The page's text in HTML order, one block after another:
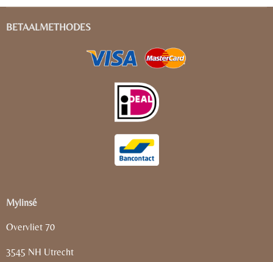
BETAALMETHODES
Mylinsé
Overvliet 70
3545 NH Utrecht